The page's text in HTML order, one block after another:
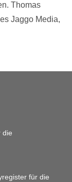
Thomas
Jaggo Media,
die
für die